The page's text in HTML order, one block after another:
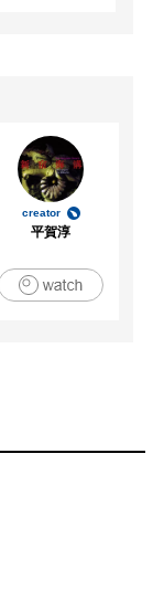
creator
平賀淳